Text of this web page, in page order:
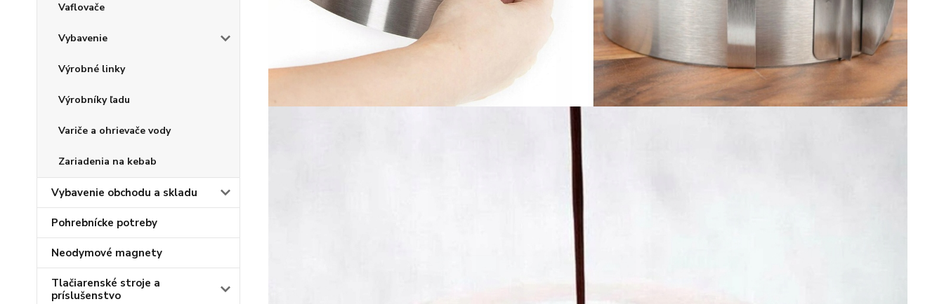
Vaflovače
Vybavenie
Výrobné linky
Výrobníky ľadu
Variče a ohrievače vody
Zariadenia na kebab
Vybavenie obchodu a skladu
Pohrebnícke potreby
Neodymové magnety
Tlačiarenské stroje a
príslušenstvo